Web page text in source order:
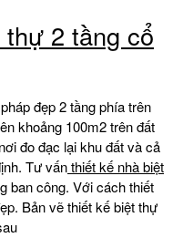
thự 2 tầng cổ
đẹp 2 tầng phía trên
khoảng 100m2 trên đất
đo đạc lại khu đất và cả
Tư vấnthiết kế nhà biệt
ban công. Với cách thiết
Bản vẽ thiết kế biệt thự